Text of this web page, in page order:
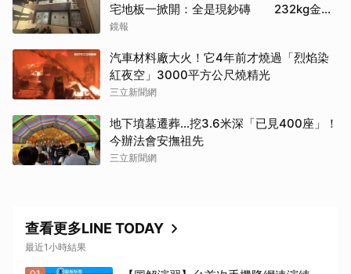
宅地板一掀開：全是現鈔磚 232kg金山
震撼影像曝
鏡報
汽車材料廠大火！它4年前才燒過「烈焰染
紅夜空」3000平方公尺燒精光
三立新聞網
地下墳墓遷葬…挖3.6米深「已見400座」！
今辦法會安撫祖先
三立新聞網
查看更多LINE TODAY
最近1小時結果